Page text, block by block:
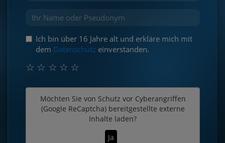
Ich bin über 16 Jahre alt und erkläre mich mit
dem Datenschutz einverstanden.
☆
☆
☆
☆
☆
Möchten Sie von Schutz vor Cyberangriffen
(Google ReCaptcha)bereitgestellte externe
Inhalte laden?
Ja